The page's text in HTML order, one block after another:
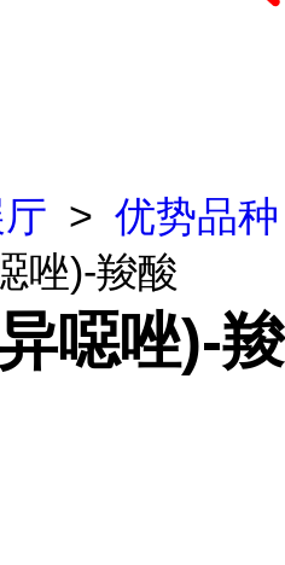
> 优势品种
唑)-羧酸
噁唑)-羧